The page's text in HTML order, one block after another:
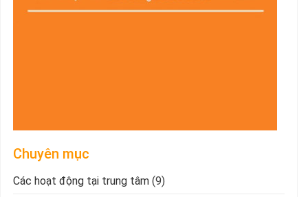
Chuyên mục
Các hoạt động tại trung tâm (9)